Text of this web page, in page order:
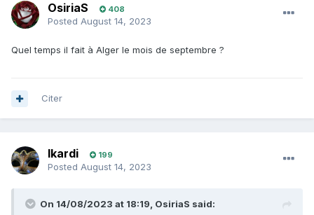
OsiriaS 408
Posted August 14, 2023
Quel temps il fait à Alger le mois de septembre ?
Citer
Ikardi 199
Posted August 14, 2023
On 14/08/2023 at 18:19, OsiriaS said: